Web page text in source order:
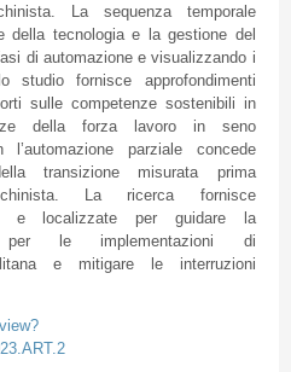
La sequenza temporale
della tecnologia e la gestione del
di automazione e visualizzando i
studio fornisce approfondimenti
sulle competenze sostenibili in
della forza lavoro in seno
l’automazione parziale concede
transizione misurata prima
La ricerca fornisce
e localizzate per guidare la
per le implementazioni di
e mitigare le interruzioni